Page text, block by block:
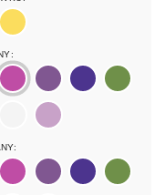
gold
lightpurplepurpur purple olive
white lilac
lightpurplepurpur purple olive